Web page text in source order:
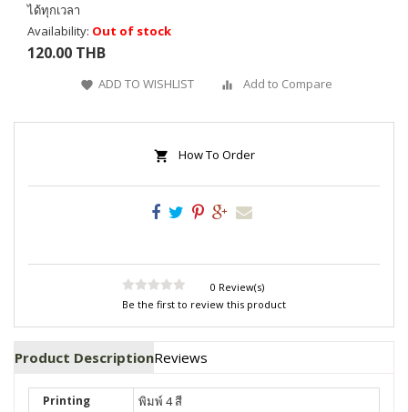
ได้ทุกเวลา
Availability: Out of stock
120.00 THB
ADD TO WISHLIST Add to Compare
How To Order
0 Review(s)
Be the first to review this product
Product DescriptionReviews
Printing พิมพ์ 4 สี